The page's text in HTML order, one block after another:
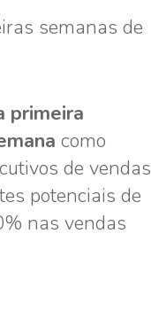
semanas de
primeira
como
de vendas
potenciais de
nas vendas